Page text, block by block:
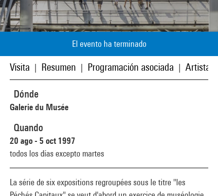
El evento ha terminado
Visita Resumen Programación asociada
La série de six expositions regroupées sous le titre "les
Dónde
Galerie du Musée
Quando
20 ago - 5 oct 1997
todos los días excepto martes